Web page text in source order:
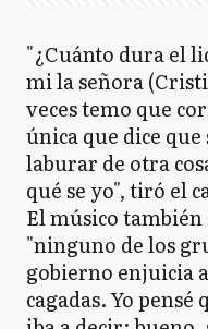
"¿Cuánto dura el
mi la señora
veces temo que
única que dice
laburar de otra
qué se yo", tiró el
El músico también
"ninguno de los
gobierno enjuicia
cagadas. Yo pensé